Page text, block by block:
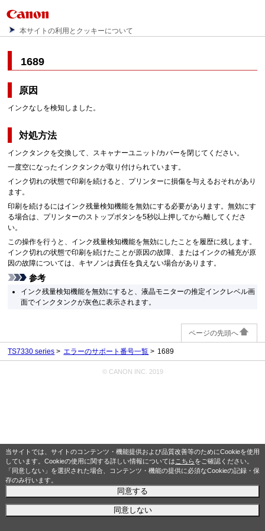
当サイトでは、サイトのコンテンツ・機能提供および品質改善等のためにCookieを使用
しています。Cookieの使用に関する詳しい情報については こちらをご確認ください。
「同意しない」を選択された場合、コンテンツ・機能の提供に必須なCookieの記録・保
存のみ行います。
同意する
同意しない
本サイトの利用とクッキーについて
1689
原因
インクなしを検知しました。
対処方法
インクタンクを交換して、スキャナーユニット/カバーを閉じてください。
一度空になったインクタンクが取り付けられています。
インク切れの状態で印刷を続けると、プリンターに損傷を与えるおそれがあり
ます。
印刷を続けるにはインク残量検知機能を無効にする必要があります。無効にす
る場合は、プリンターのストップボタンを5秒以上押してから離してくださ
い。
この操作を行うと、インク残量検知機能を無効にしたことを履歴に残します。
インク切れの状態で印刷を続けたことが原因の故障、またはインクの補充が原
因の故障については、キヤノンは責任を負えない場合があります。
参考
インク残量検知機能を無効にすると、液晶モニターの推定インクレベル画
面でインクタンクが灰色に表示されます。
ページの先頭へ
TS7330 series エラーのサポート番号一覧 1689
© CANON INC. 2019